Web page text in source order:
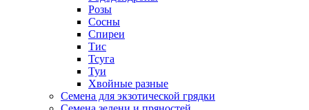
Розы
Сосны
Спиреи
Тис
Тсуга
Туи
Хвойные разные
Семена для экзотической грядки